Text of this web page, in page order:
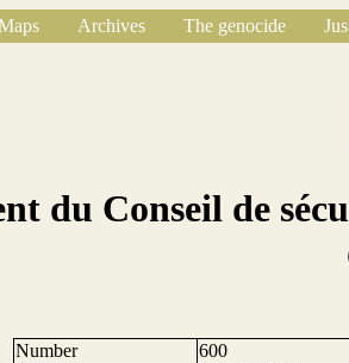
Archives The genocide
du Conseil de
Number
600